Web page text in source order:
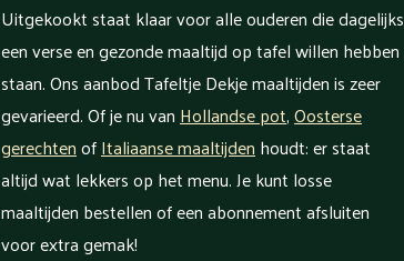
Uitgekookt staat klaar voor alle ouderen die dagelijks
een verse en gezonde maaltijd op tafel willen hebben
staan. Ons aanbod Tafeltje Dekje maaltijden is zeer
gevarieerd. Of je nu van Hollandse pot,Oosterse
gerechtenofItaliaanse maaltijden houdt: er staat
altijd wat lekkers op het menu. Je kunt losse
maaltijden bestellen of een abonnement afsluiten
voor extra gemak!